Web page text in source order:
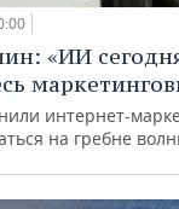
«ИИ
интернет-
на гребне